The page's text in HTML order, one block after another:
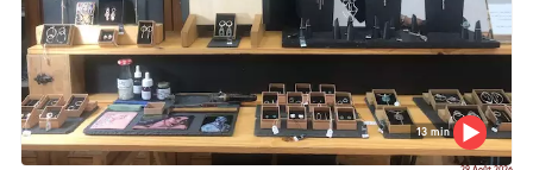
13 min